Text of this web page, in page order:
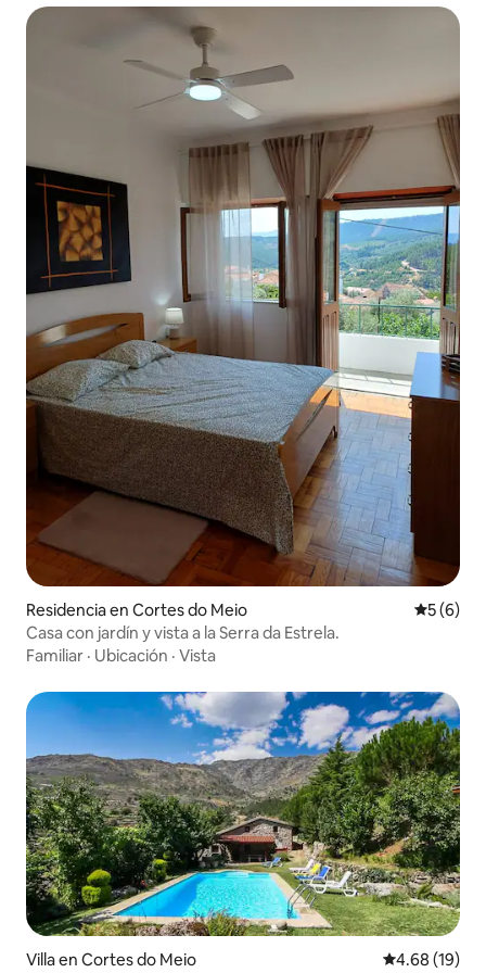
Residencia en Cortes do Meio
5 (6)
Casa con jardín y vista a la Serra da Estrela.
Familiar · Ubicación · Vista
Villa en Cortes do Meio Calificación
4.68 (19)